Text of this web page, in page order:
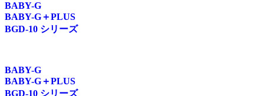
BABY-G
BABY-G＋PLUS
BGD-10 シリーズ
BABY-G
BABY-G＋PLUS
BGD-10 シリーズ